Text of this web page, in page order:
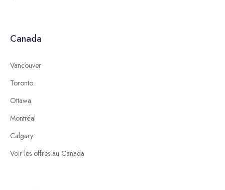
Canada
Vancouver
Toronto
Ottawa
Montréal
Calgary
Voir les offres au Canada